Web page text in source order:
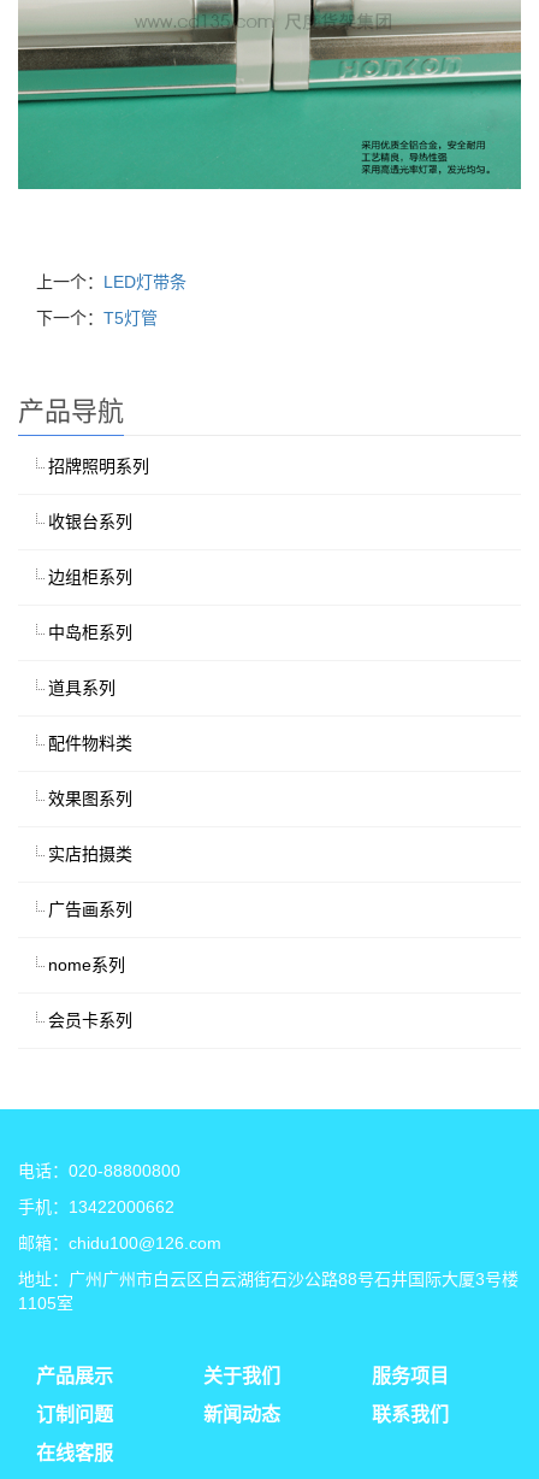
上一个： LED灯带条
下一个： T5灯管
产品导航
招牌照明系列
收银台系列
边组柜系列
中岛柜系列
道具系列
配件物料类
效果图系列
实店拍摄类
广告画系列
nome系列
会员卡系列
电话：020-88800800
手机：13422000662
邮箱：chidu100@126.com
地址：广州广州市白云区白云湖街石沙公路88号石井国际大厦3号楼
1105室
产品展示 关于我们
服务项目
订制问题
新闻动态
联系我们
在线客服